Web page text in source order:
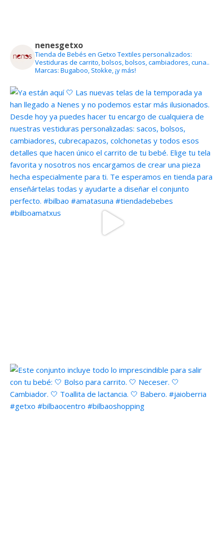
nenesgetxo
Tienda de Bebés en Getxo Textiles personalizados:
Vestiduras de carrito, bolsos, bolsos, cambiadores, cuna..
Marcas: Bugaboo, Stokke, ¡y más!